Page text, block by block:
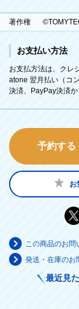
著作権
お支払い方法
お支払方法は、クレ
atone 翌月払い（コ
決済、PayPay決済か
予約する
お
この商品のお
発送・在庫のお
最近見